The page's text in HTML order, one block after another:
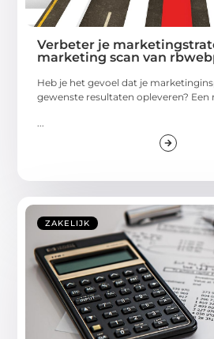
Verbeter je
marketing scan van
Heb je het gevoel dat je
gewenste resultaten opleveren? Een
ZAKELIJK